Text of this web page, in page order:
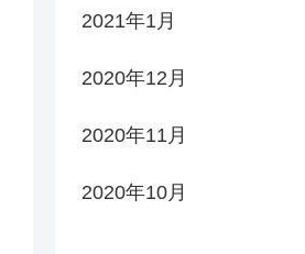
2021年1月
2020年12月
2020年11月
2020年10月